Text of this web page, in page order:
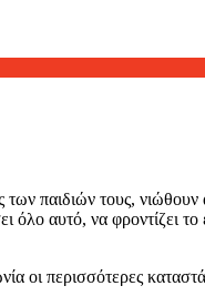
παιδιών τους,
όλο αυτό, να φροντίζει
περισσότερες